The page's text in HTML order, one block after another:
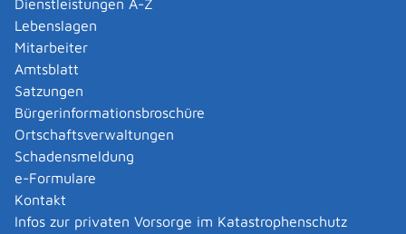
Dienstleistungen A-Z
Lebenslagen
Mitarbeiter
Amtsblatt
Satzungen
Bürgerinformationsbroschüre
Ortschaftsverwaltungen
Schadensmeldung
e-Formulare
Kontakt
Infos zur privaten Vorsorge im Katastrophenschutz
Behördenwegweiser
Externe Organisationseinheit
Hochschule für Polizei Baden-
Württemberg
Allgemeine Informationen